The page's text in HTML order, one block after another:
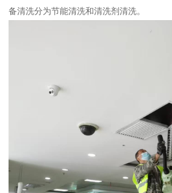
备清洗分为节能清洗和清洗剂清洗。